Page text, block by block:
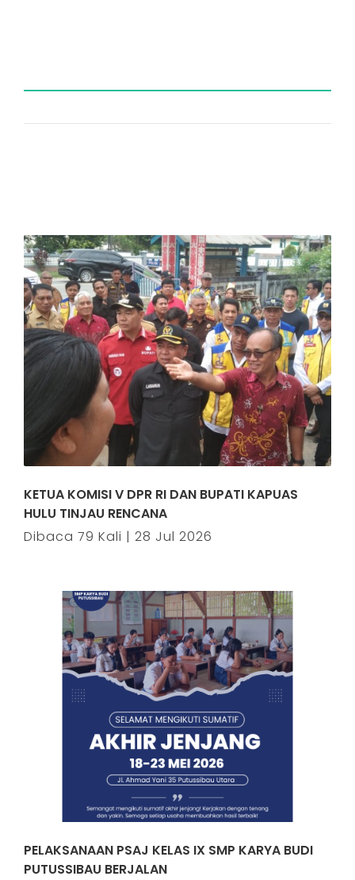
KETUA KOMISI V DPR RI DAN BUPATI KAPUAS
HULU TINJAU RENCANA
Dibaca 79 Kali | 28 Jul 2026
PELAKSANAAN PSAJ KELAS IX SMP KARYA BUDI
PUTUSSIBAU BERJALAN